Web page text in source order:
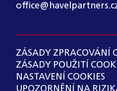
ZÁSADY ZPRACOVÁNÍ
ZÁSADY POUŽITÍ
NASTAVENÍ COOKIES
UPOZORNĚNÍ NA